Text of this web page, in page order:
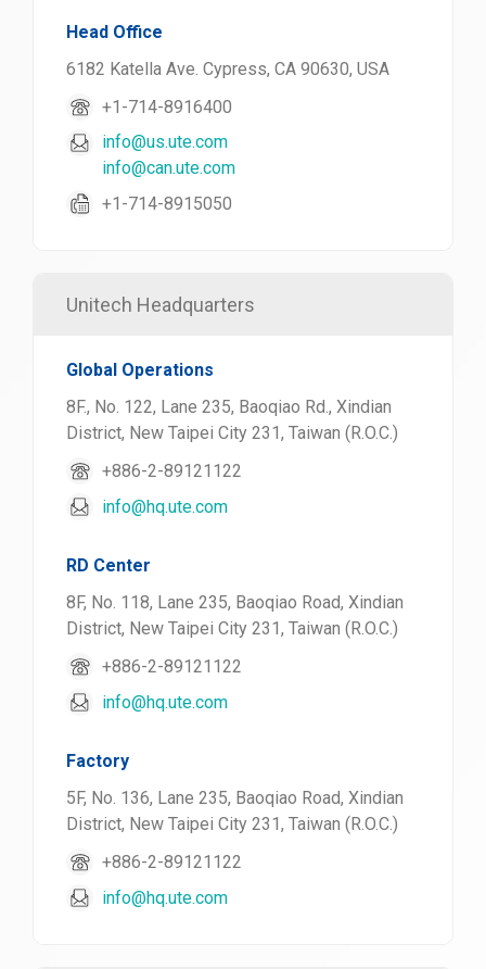
Head Office
6182 Katella Ave. Cypress, CA 90630, USA
+1-714-8916400
info@us.ute.com
info@can.ute.com
+1-714-8915050
Unitech Headquarters
Global Operations
8F., No. 122, Lane 235, Baoqiao Rd., Xindian
District, New Taipei City 231, Taiwan (R.O.C.)
+886-2-89121122
info@hq.ute.com
RD Center
8F, No. 118, Lane 235, Baoqiao Road, Xindian
District, New Taipei City 231, Taiwan (R.O.C.)
+886-2-89121122
info@hq.ute.com
Factory
5F, No. 136, Lane 235, Baoqiao Road, Xindian
District, New Taipei City 231, Taiwan (R.O.C.)
+886-2-89121122
info@hq.ute.com